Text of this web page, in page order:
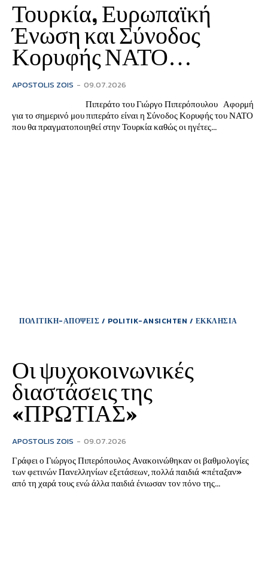
Τουρκία, Ευρωπαϊκή
Ένωση και Σύνοδος
Κορυφής ΝΑΤΟ…
APOSTOLIS ZOIS - 09.07.2026
Πιπεράτο του Γιώργο Πιπερόπουλου Αφορμή
για το σημερινό μου πιπεράτο είναι η Σύνοδος Κορυφής του ΝΑΤΟ
που θα πραγματοποιηθεί στην Τουρκία καθώς οι ηγέτες...
ΠΟΛΙΤΙΚΗ-ΑΠΟΨΕΙΣ / POLITIK-ANSICHTEN / ΕΚΚΛΗΣΙΑ
Οι ψυχοκοινωνικές
διαστάσεις της
«ΠΡΩΤΙΑΣ»
APOSTOLIS ZOIS - 09.07.2026
Γράφει ο Γιώργος Πιπερόπουλος Ανακοινώθηκαν οι βαθμολογίες
των φετινών Πανελληνίων εξετάσεων, πολλά παιδιά «πέταξαν»
από τη χαρά τους ενώ άλλα παιδιά ένιωσαν τον πόνο της...